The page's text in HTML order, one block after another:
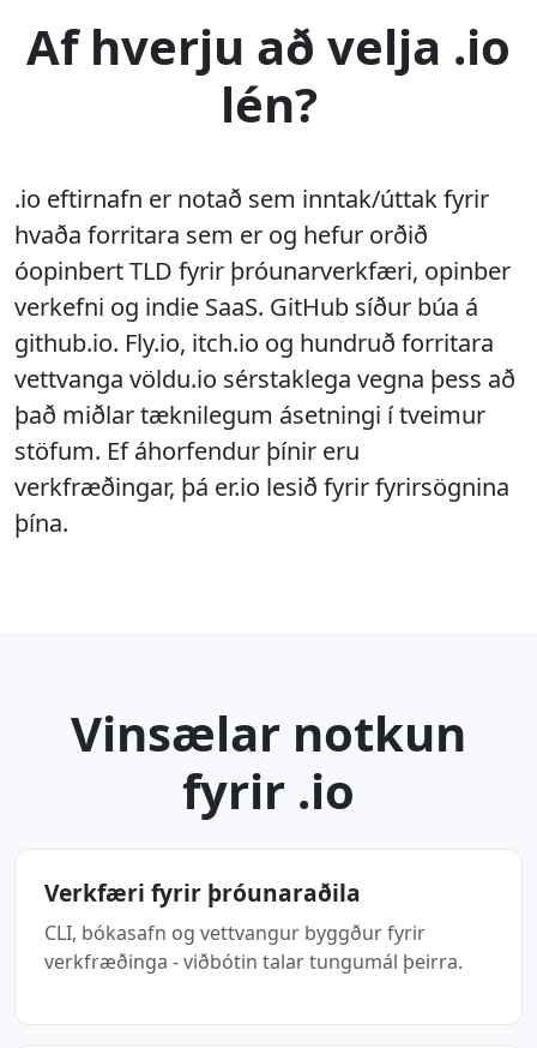
Af hverju að velja .io
lén?
.io eftirnafn er notað sem inntak/úttak fyrir
hvaða forritara sem er og hefur orðið
óopinbert TLD fyrir þróunarverkfæri, opinber
verkefni og indie SaaS. GitHub síður búa á
github.io. Fly.io, itch.io og hundruð forritara
vettvanga völdu.io sérstaklega vegna þess að
það miðlar tæknilegum ásetningi í tveimur
stöfum. Ef áhorfendur þínir eru
verkfræðingar, þá er.io lesið fyrir fyrirsögnina
þína.
Vinsælar notkun
fyrir .io
Verkfæri fyrir þróunaraðila
CLI, bókasafn og vettvangur byggður fyrir
verkfræðinga - viðbótin talar tungumál þeirra.